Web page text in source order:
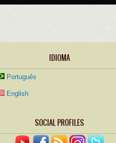
IDIOMA
Português
English
SOCIAL PROFILES